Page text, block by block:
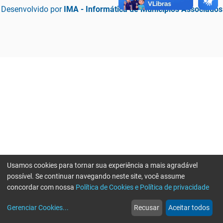
Desenvolvido por IMA - Informática de Municípios Associados
web
Notícias
more_horiz
Mais
Usamos cookies para tornar sua experiência a mais agradável
possível. Se continuar navegando neste site, você assume
concordar com nossa Política de Cookies e Política de privacidade
Gerenciar Cookies... Recusar Aceitar todos
Erro ao enviar informações, por favor tente novamente